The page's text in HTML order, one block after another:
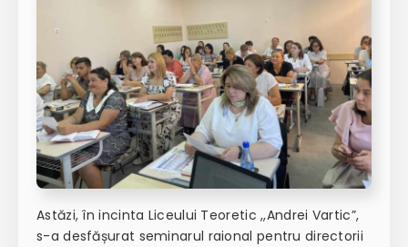
Astăzi, în incinta Liceului Teoretic ,,Andrei Vartic”,
s-a desfășurat seminarul raional pentru directorii